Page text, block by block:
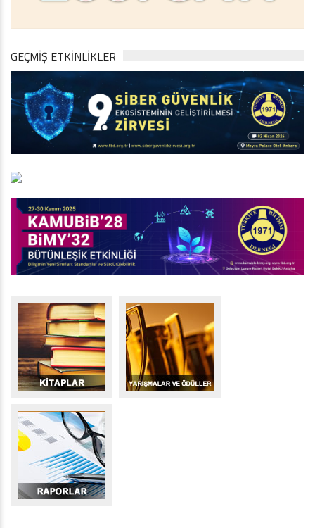
GEÇMİŞ ETKİNLİKLER